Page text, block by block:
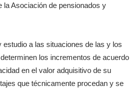
la Asociación de pensionados y
estudio a las situaciones de las y los
los incrementos de acuerdo
en el valor adquisitivo de su
que técnicamente procedan y se